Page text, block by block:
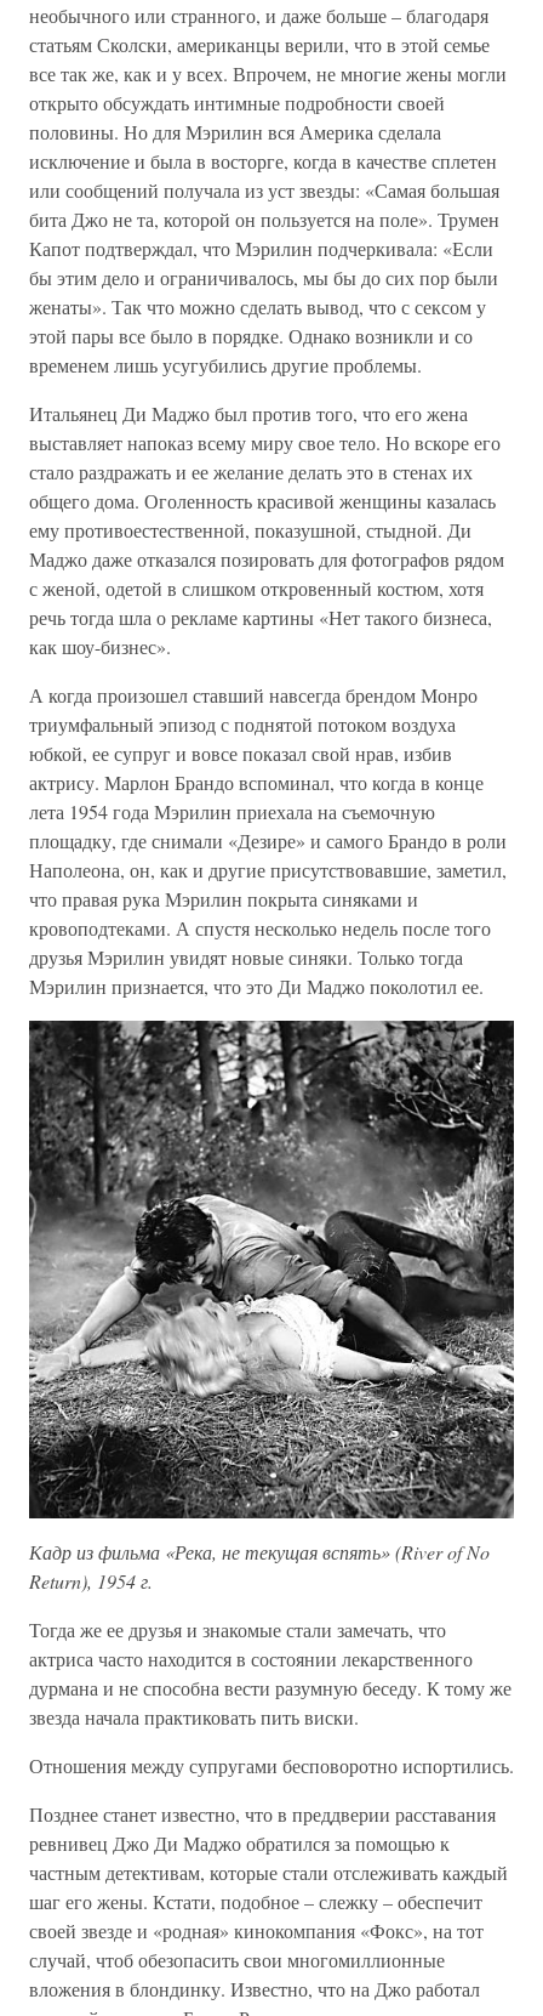
необычного или странного, и даже больше – благодаря
статьям Сколски, американцы верили, что в этой семье
все так же, как и у всех. Впрочем, не многие жены могли
открыто обсуждать интимные подробности своей
половины. Но для Мэрилин вся Америка сделала
исключение и была в восторге, когда в качестве сплетен
или сообщений получала из уст звезды: «Самая большая
бита Джо не та, которой он пользуется на поле». Трумен
Капот подтверждал, что Мэрилин подчеркивала: «Если
бы этим дело и ограничивалось, мы бы до сих пор были
женаты». Так что можно сделать вывод, что с сексом у
этой пары все было в порядке. Однако возникли и со
временем лишь усугубились другие проблемы.
Итальянец Ди Маджо был против того, что его жена
выставляет напоказ всему миру свое тело. Но вскоре его
стало раздражать и ее желание делать это в стенах их
общего дома. Оголенность красивой женщины казалась
ему противоестественной, показушной, стыдной. Ди
Маджо даже отказался позировать для фотографов рядом
с женой, одетой в слишком откровенный костюм, хотя
речь тогда шла о рекламе картины «Нет такого бизнеса,
как шоу-бизнес».
А когда произошел ставший навсегда брендом Монро
триумфальный эпизод с поднятой потоком воздуха
юбкой, ее супруг и вовсе показал свой нрав, избив
актрису. Марлон Брандо вспоминал, что когда в конце
лета 1954 года Мэрилин приехала на съемочную
площадку, где снимали «Дезире» и самого Брандо в роли
Наполеона, он, как и другие присутствовавшие, заметил,
что правая рука Мэрилин покрыта синяками и
кровоподтеками. А спустя несколько недель после того
друзья Мэрилин увидят новые синяки. Только тогда
Мэрилин признается, что это Ди Маджо поколотил ее.
Кадр из фильма «Река, не текущая вспять» (River of No
Return), 1954 г.
Тогда же ее друзья и знакомые стали замечать, что
актриса часто находится в состоянии лекарственного
дурмана и не способна вести разумную беседу. К тому же
звезда начала практиковать пить виски.
Отношения между супругами бесповоротно испортились.
Позднее станет известно, что в преддверии расставания
ревнивец Джо Ди Маджо обратился за помощью к
частным детективам, которые стали отслеживать каждый
шаг его жены. Кстати, подобное – слежку – обеспечит
своей звезде и «родная» кинокомпания «Фокс», на тот
случай, чтоб обезопасить свои многомиллионные
вложения в блондинку. Известно, что на Джо работал